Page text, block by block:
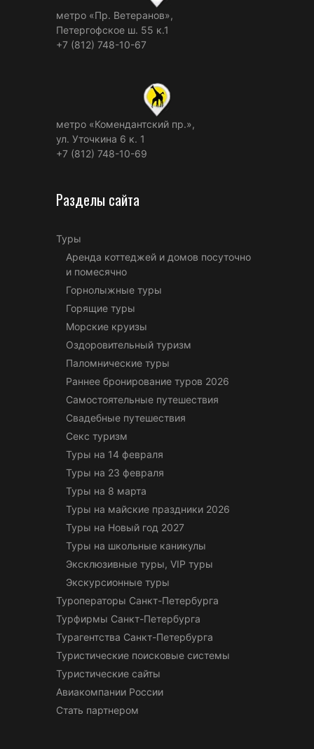
метро «Пр. Ветеранов»,
Петергофское ш. 55 к.1
+7 (812) 748-10-67
метро «Комендантский пр.»,
ул. Уточкина 6 к. 1
+7 (812) 748-10-69
Разделы сайта
Туры
Аренда коттеджей и домов посуточно
и помесячно
Горнолыжные туры
Горящие туры
Морские круизы
Оздоровительный туризм
Паломнические туры
Раннее бронирование туров 2026
Самостоятельные путешествия
Свадебные путешествия
Секс туризм
Туры на 14 февраля
Туры на 23 февраля
Туры на 8 марта
Туры на майские праздники 2026
Туры на Новый год 2027
Туры на школьные каникулы
Эксклюзивные туры, VIP туры
Экскурсионные туры
Туроператоры Санкт-Петербурга
Турфирмы Санкт-Петербурга
Турагентства Санкт-Петербурга
Туристические поисковые системы
Туристические сайты
Авиакомпании России
Стать партнером